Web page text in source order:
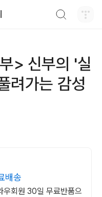
> 신부의 '실
려가는 감성
배송
우회원 30일 무료반품으